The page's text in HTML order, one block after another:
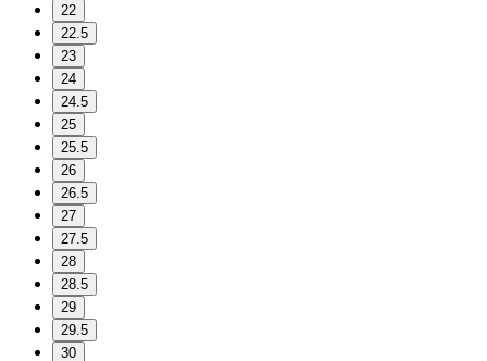
22
22.5
23
24
24.5
25
25.5
26
26.5
27
27.5
28
28.5
29
29.5
30